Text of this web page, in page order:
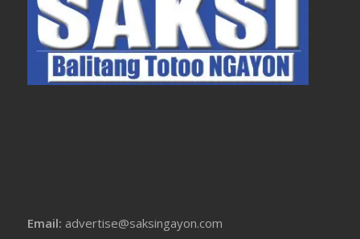
Email: advertise@saksingayon.com